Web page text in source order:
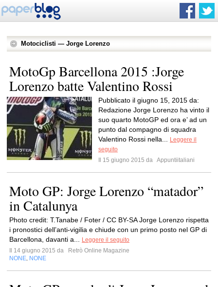
Motociclisti — Jorge Lorenzo
MotoGp Barcellona 2015 :Jorge
Lorenzo batte Valentino Rossi
Pubblicato il giugno 15, 2015 da:
Redazione Jorge Lorenzo ha vinto il
suo quarto MotoGP ed ora e’ ad un
punto dal compagno di squadra
Valentino Rossi nella...
Leggere il
seguito
Il 15 giugno 2015 da Appuntiitaliani
Moto GP: Jorge Lorenzo “matador”
in Catalunya
Photo credit: T.Tanabe / Foter / CC BY-SA Jorge Lorenzo rispetta
i pronostici dell’anti-vigilia e chiude con un primo posto nel GP di
Barcellona, davanti a...
Leggere il seguito
Il 14 giugno 2015 da
Retrò Online Magazine
NONE NONE